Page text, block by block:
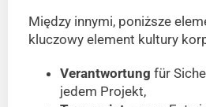
Między innymi, poniższe
kluczowy element kultury
Verantwortung für
jedem Projekt,